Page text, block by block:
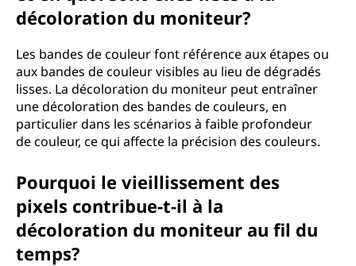
décoloration du moniteur?
Les bandes de couleur font référence aux étapes ou
aux bandes de couleur visibles au lieu de dégradés
lisses. La décoloration du moniteur peut entraîner
une décoloration des bandes de couleurs, en
particulier dans les scénarios à faible profondeur
de couleur, ce qui affecte la précision des couleurs.
Pourquoi le vieillissement des
pixels contribue-t-il à la
décoloration du moniteur au fil du
temps?